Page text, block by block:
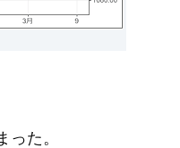
た。